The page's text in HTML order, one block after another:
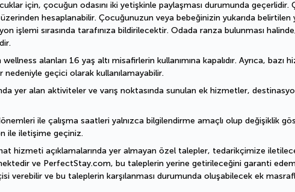
için, çocuğun odasını iki yetişkinle paylaşması durumunda geçerlidir.
hesaplanabilir. Çocuğunuzun veya bebeğinizin yukarıda belirtilen
işlemi sırasında tarafınıza bildirilecektir. Odada ranza bulunması
alanları 16 yaş altı misafirlerin kullanımına kapalıdır. Ayrıca, bazı
geçici olarak kullanılamayabilir.
yer alan aktiviteler ve varış noktasında sunulan ek hizmetler,
ile çalışma saatleri yalnızca bilgilendirme amaçlı olup değişiklik
ile iletişime geçiniz.
hizmeti açıklamalarında yer almayan özel talepler, tedarikçimize
ve PerfectStay.com, bu taleplerin yerine getirileceğini garanti
verebilir ve bu taleplerin karşılanması durumunda oluşabilecek ek